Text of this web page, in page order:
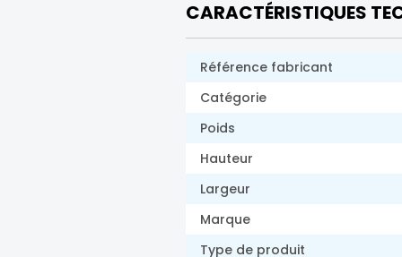
CARACTÉRISTIQUES
Référence fabricant
Catégorie
Poids
Hauteur
Largeur
Marque
Type de produit